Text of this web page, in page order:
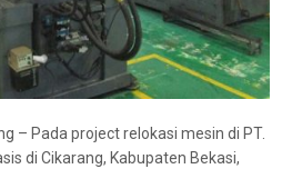
– Pada project relokasi mesin di PT.
di Cikarang, Kabupaten Bekasi,